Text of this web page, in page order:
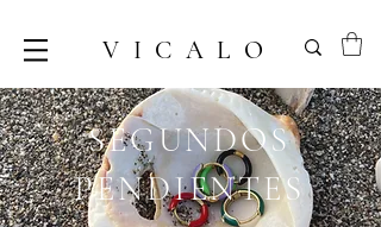
VICALO
SEGUNDOS
PENDIENTES